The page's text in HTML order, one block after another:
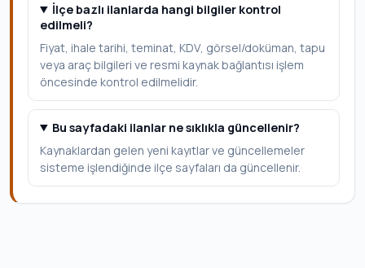
İlçe bazlı ilanlarda hangi bilgiler kontrol
edilmeli?
Fiyat, ihale tarihi, teminat, KDV, görsel/doküman, tapu
veya araç bilgileri ve resmi kaynak bağlantısı işlem
öncesinde kontrol edilmelidir.
Bu sayfadaki ilanlar ne sıklıkla güncellenir?
Kaynaklardan gelen yeni kayıtlar ve güncellemeler
sisteme işlendiğinde ilçe sayfaları da güncellenir.